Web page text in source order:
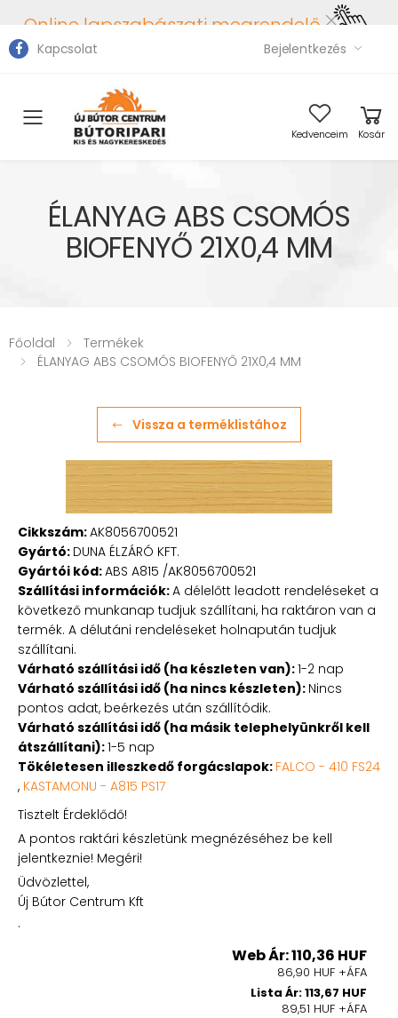
Online lapszabászati megrendelő
Kapcsolat Bejelentkezés
Toggle mobile menu Kedvenceim Kosár
ÉLANYAG ABS CSOMÓS
BIOFENYŐ 21X0,4 MM
Főoldal
Termékek
ÉLANYAG ABS CSOMÓS BIOFENYŐ 21X0,4 MM
Vissza a terméklistához
Cikkszám:AK8056700521
Gyártó: DUNA ÉLZÁRÓ KFT.
Gyártói kód:ABS A815 /AK8056700521
Szállítási információk:A délelőtt leadott rendeléseket a
következő munkanap tudjuk szállítani, ha raktáron van a
termék. A délutáni rendeléseket holnapután tudjuk
szállítani.
Várható szállítási idő (ha készleten van):1-2 nap
Várható szállítási idő (ha nincs készleten): Nincs
pontos adat, beérkezés után szállítódik.
Várható szállítási idő (ha másik telephelyünkről kell
átszállítani):1-5 nap
Tökéletesen illeszkedő forgácslapok: FALCO - 410 FS24
, KASTAMONU - A815 PS17
Tisztelt Érdeklődő!
A pontos raktári készletünk megnézéséhez be kell
jelentkeznie! Megéri!
Üdvözlettel,
Új Bútor Centrum Kft
.
Web Ár: 110,36 HUF
86,90 HUF +ÁFA
Lista Ár: 113,67 HUF
89,51 HUF +ÁFA